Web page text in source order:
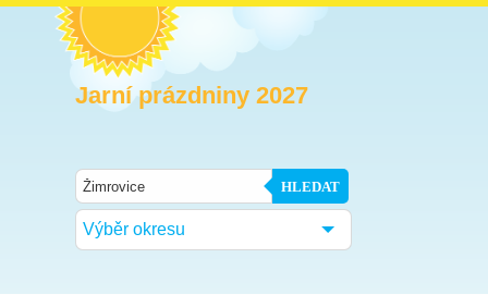
Jarní prázdniny 2027
HLEDAT
Výběr okresu